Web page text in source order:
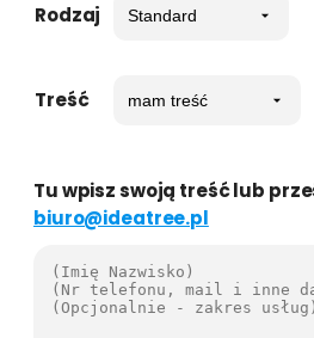
Rodzaj
Treść
Tu wpisz swoją treść lub
biuro@ideatree.pl